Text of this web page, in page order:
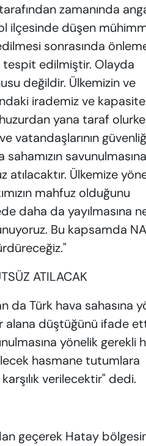
zamanında
ilçesinde düşen
sonrasında
tespit edilmiştir. Olayda
değildir. Ülkemizin ve
irademiz ve
yana taraf
vatandaşlarının
savunulmasına
atılacaktır. Ülkemize
mahfuz olduğunu
daha da yayılmasına
Bu kapsamda
ATILACAK
da Türk hava sahasına
alana düştüğünü ifade
yönelik gerekli
hasmane tutumlara
verilecektir" dedi.
geçerek Hatay